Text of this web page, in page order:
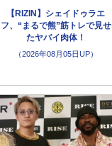
【RIZIN】シェイドゥラエ
フ、“まるで熊”筋トレで見せ
たヤバイ肉体！
（2026年08月05日UP）